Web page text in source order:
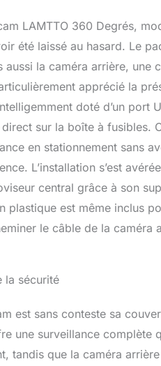
dashcam voiture sans fil
application mobile (iOS/
réel, du téléchargement
le plus la nuit ?】 — Une
LAMTTO est équipée d’une
garantissant des images
la nuit ou 🚗 sur les routes de
nettes et stables : la super
sécurité” 📈】Ne craignez
LAMTTO prend en charge
carte mémoire est pleine, les
pour assurer un
collision, le capteur G intégré
conservant une preuve claire
manière stable et durable,
Choisissez LAMTTO ✅ —
garantie à vie et support
pour un anniversaire, la fête
parfait pour tout conducteur.
LAMTTO 360 Degrés,
été laissé au hasard. Le
la caméra arrière, une
apprécié la
doté d’un port
sur la boîte à fusibles.
en stationnement sans
L’installation s’est
central grâce à son
plastique est même inclus
le câble de la
la sécurité
est sans conteste sa
une surveillance
tandis que la caméra